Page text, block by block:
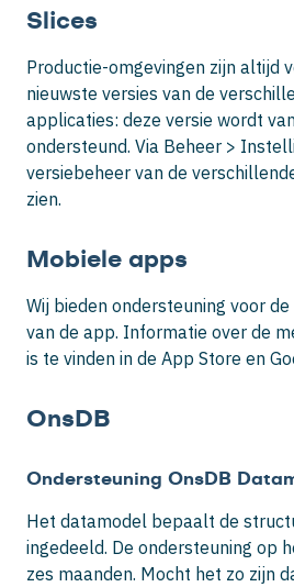
Slices
Productie-omgevingen zijn altijd
nieuwste versies van de
applicaties: deze versie wordt
ondersteund. Via Beheer >
versiebeheer van de
zien.
Mobiele apps
Wij bieden ondersteuning voor
van de app. Informatie over de
is te vinden in de App Store en
OnsDB
Ondersteuning OnsDB
Het datamodel bepaalt de
ingedeeld. De ondersteuning op
zes maanden. Mocht het zo zijn